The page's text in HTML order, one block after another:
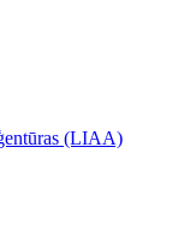
(LIAA)